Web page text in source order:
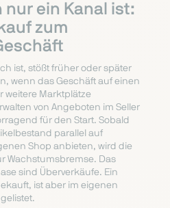
nur ein Kanal ist:
zum
ist, stößt früher oder später
wenn das Geschäft auf einen
weitere Marktplätze
von Angeboten im Seller
für den Start. Sobald
parallel auf
Shop anbieten, wird die
Wachstumsbremse. Das
sind Überverkäufe. Ein
ist aber im eigenen